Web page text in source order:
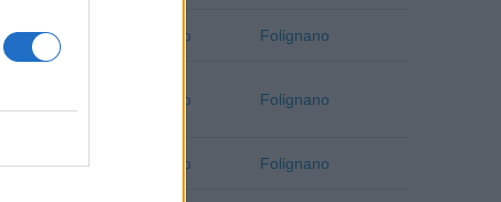
Ascoli Piceno Folignano
Ascoli Piceno Folignano
Ascoli Piceno Folignano